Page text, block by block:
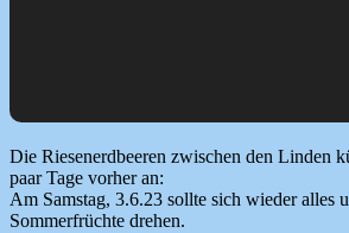
Die Riesenerdbeeren zwischen den Linden
paar Tage vorher an:
Am Samstag, 3.6.23 sollte sich wieder alles
Sommerfrüchte drehen.